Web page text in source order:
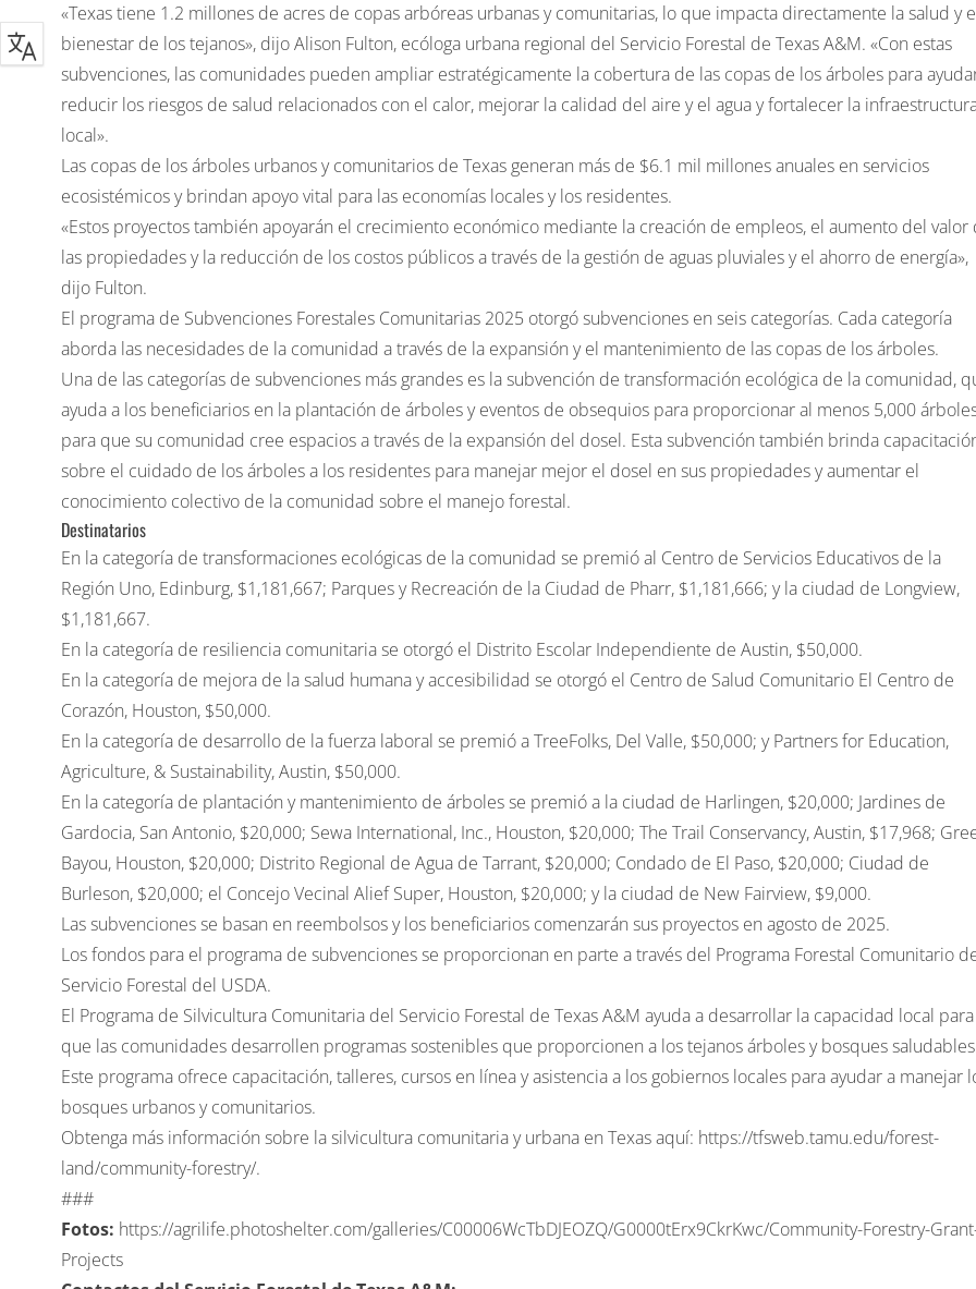
«Texas tiene 1.2 millones de acres de copas arbóreas urbanas y comunitarias, lo que impacta directamente la salud y
bienestar de los tejanos», dijo Alison Fulton, ecóloga urbana regional del Servicio Forestal de Texas A&M. «Con estas
subvenciones, las comunidades pueden ampliar estratégicamente la cobertura de las copas de los árboles para
reducir los riesgos de salud relacionados con el calor, mejorar la calidad del aire y el agua y fortalecer la
local».
Las copas de los árboles urbanos y comunitarios de Texas generan más de $6.1 mil millones anuales en servicios
ecosistémicos y brindan apoyo vital para las economías locales y los residentes.
«Estos proyectos también apoyarán el crecimiento económico mediante la creación de empleos, el aumento del valor
las propiedades y la reducción de los costos públicos a través de la gestión de aguas pluviales y el ahorro de energía»,
dijo Fulton.
El programa de Subvenciones Forestales Comunitarias 2025 otorgó subvenciones en seis categorías. Cada categoría
aborda las necesidades de la comunidad a través de la expansión y el mantenimiento de las copas de los árboles.
Una de las categorías de subvenciones más grandes es la subvención de transformación ecológica de la comunidad,
ayuda a los beneficiarios en la plantación de árboles y eventos de obsequios para proporcionar al menos 5,000
para que su comunidad cree espacios a través de la expansión del dosel. Esta subvención también brinda
sobre el cuidado de los árboles a los residentes para manejar mejor el dosel en sus propiedades y aumentar el
conocimiento colectivo de la comunidad sobre el manejo forestal.
Destinatarios
En la categoría de transformaciones ecológicas de la comunidad se premió al Centro de Servicios Educativos de la
Región Uno, Edinburg, $1,181,667; Parques y Recreación de la Ciudad de Pharr, $1,181,666; y la ciudad de Longview,
$1,181,667.
En la categoría de resiliencia comunitaria se otorgó el Distrito Escolar Independiente de Austin, $50,000.
En la categoría de mejora de la salud humana y accesibilidad se otorgó el Centro de Salud Comunitario El Centro de
Corazón, Houston, $50,000.
En la categoría de desarrollo de la fuerza laboral se premió a TreeFolks, Del Valle, $50,000; y Partners for Education,
Agriculture, & Sustainability, Austin, $50,000.
En la categoría de plantación y mantenimiento de árboles se premió a la ciudad de Harlingen, $20,000; Jardines de
Gardocia, San Antonio, $20,000; Sewa International, Inc., Houston, $20,000; The Trail Conservancy, Austin, $17,968;
Bayou, Houston, $20,000; Distrito Regional de Agua de Tarrant, $20,000; Condado de El Paso, $20,000; Ciudad de
Burleson, $20,000; el Concejo Vecinal Alief Super, Houston, $20,000; y la ciudad de New Fairview, $9,000.
Las subvenciones se basan en reembolsos y los beneficiarios comenzarán sus proyectos en agosto de 2025.
Los fondos para el programa de subvenciones se proporcionan en parte a través del Programa Forestal Comunitario
Servicio Forestal del USDA.
El Programa de Silvicultura Comunitaria del Servicio Forestal de Texas A&M ayuda a desarrollar la capacidad local para
que las comunidades desarrollen programas sostenibles que proporcionen a los tejanos árboles y bosques
Este programa ofrece capacitación, talleres, cursos en línea y asistencia a los gobiernos locales para ayudar a manejar
bosques urbanos y comunitarios.
Obtenga más información sobre la silvicultura comunitaria y urbana en Texas aquí: https://tfsweb.tamu.edu/forest-
land/community-forestry/.
###
Fotos: https://agrilife.photoshelter.com/galleries/C00006WcTbDJEOZQ/G0000tErx9CkrKwc/Community-Forestry-
Projects